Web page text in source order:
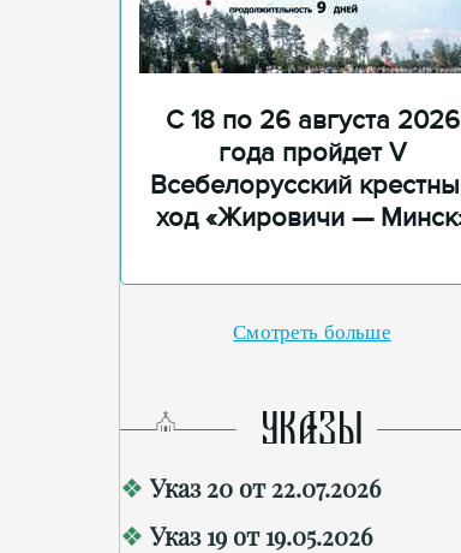
С 18 по 26 августа 2026
года пройдет V
Всебелорусский
ход «Жировичи —
Смотреть больше
УКАЗЫ
Указ 20 от 22.07.2026
Указ 19 от 19.05.2026